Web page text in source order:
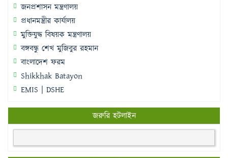
জনপ্রশাসন মন্ত্রণালয়
প্রধানমন্ত্রীর কার্যালয়
মুক্তিযুদ্ধ বিষয়ক মন্ত্রণালয়
বঙ্গবন্ধু শেখ মুজিবুর রহমান
বাংলাদেশ ফরম
Shikkhak Batayon
EMIS | DSHE
জরুরি হটলাইন